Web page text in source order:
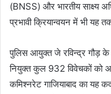
(BNSS) और भारतीय साक्ष्य
प्रभावी क्रियान्वयन में भी यह
पुलिस आयुक्त जे रविन्द्र गौड़ के
नियुक्त कुल 932 विवेचकों को
कमिश्नरेट गाजियाबाद का यह